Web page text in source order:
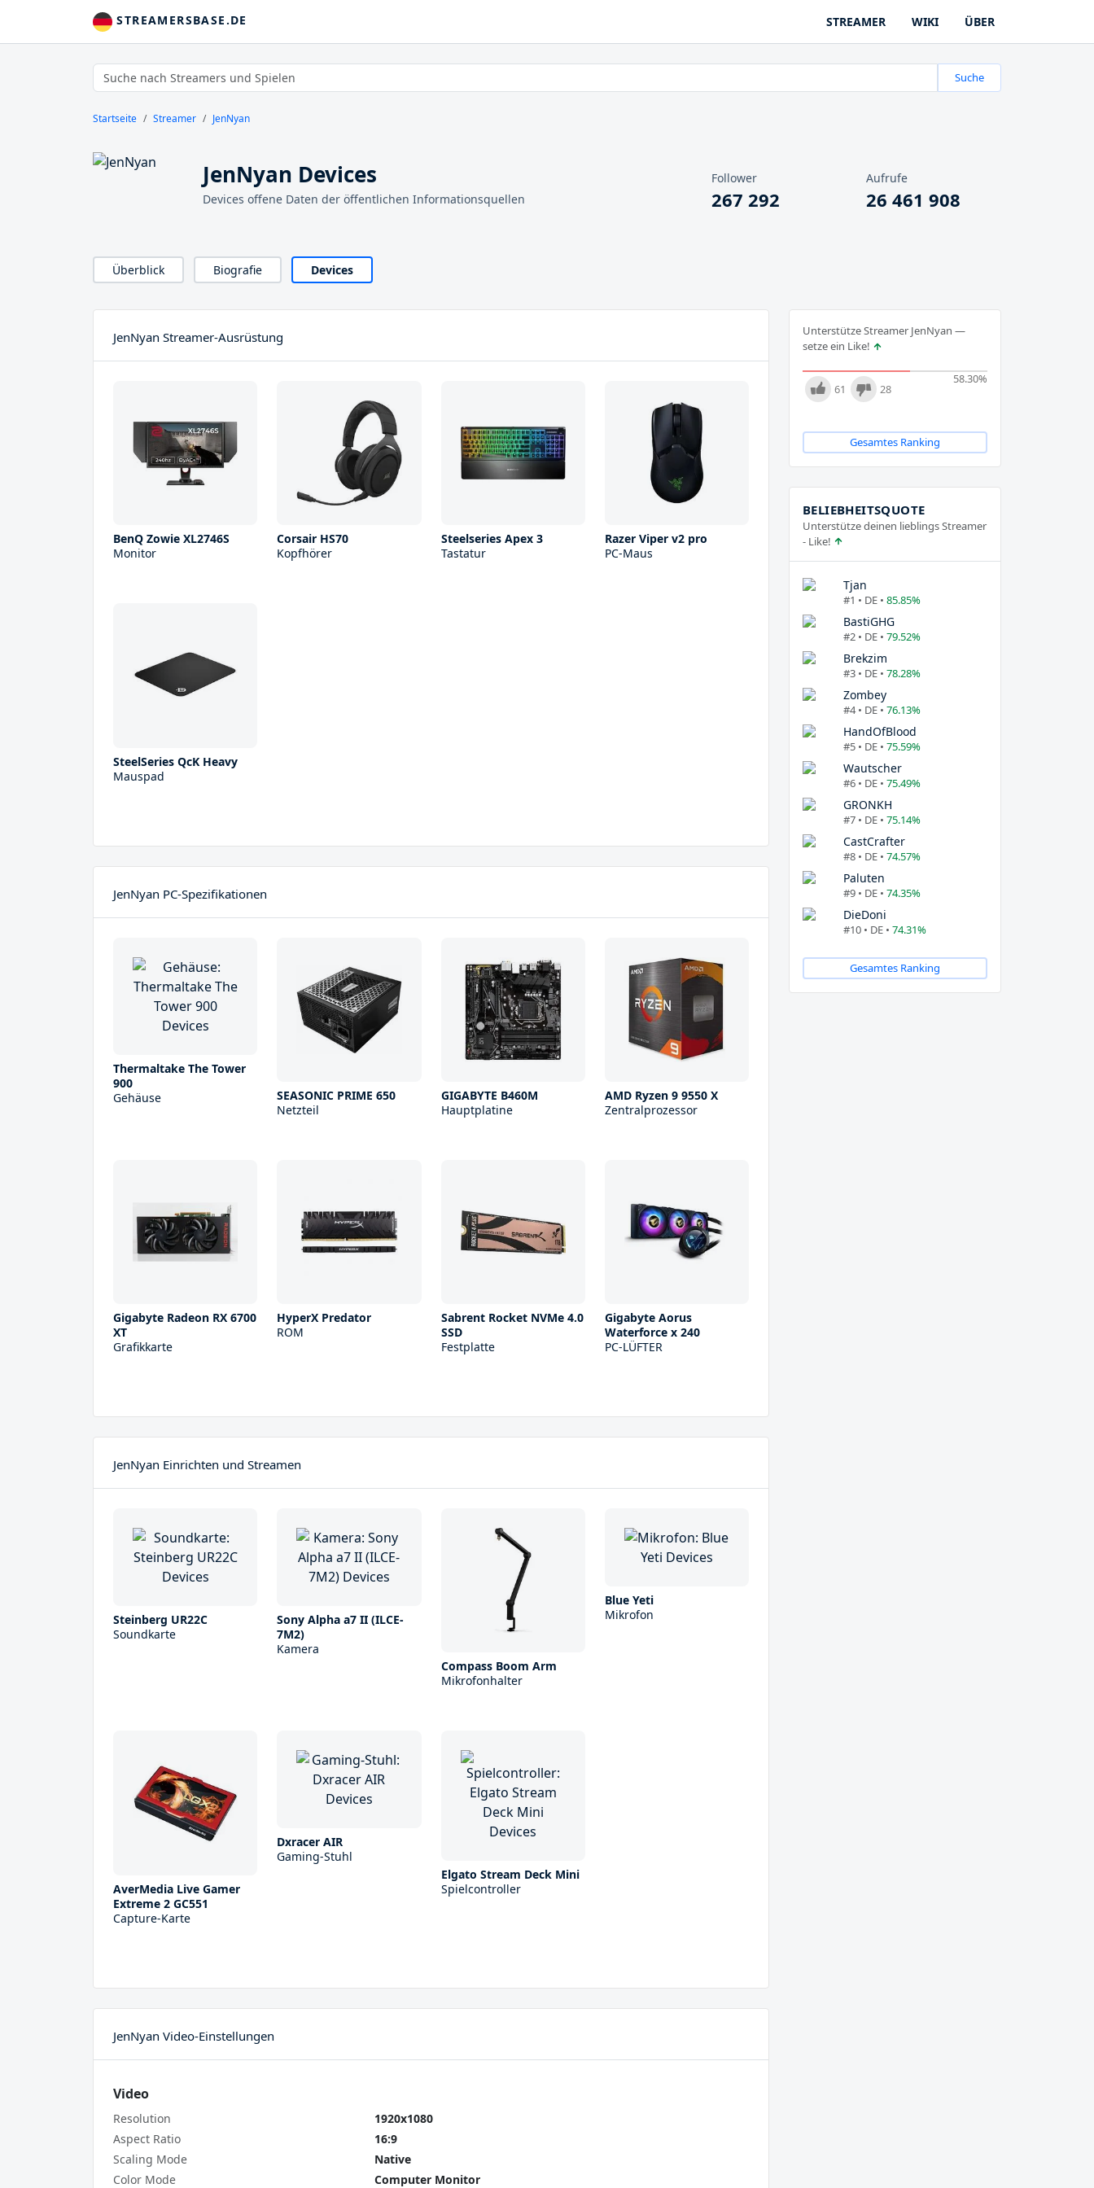
STREAMERSBASE.DE STREAMER WIKI ÜBER
Suche
Startseite Streamer JenNyan
JenNyan Devices
Devices offene Daten der öffentlichen Informationsquellen
Follower
267 292
Aufrufe
26 461 908
Überblick Biografie Devices
JenNyan Streamer-Ausrüstung
BenQ Zowie XL2746S
Monitor
Corsair HS70
Kopfhörer
Steelseries Apex 3
Tastatur
Razer Viper v2 pro
PC-Maus
SteelSeries QcK Heavy
Mauspad
JenNyan PC-Spezifikationen
Thermaltake The Tower
900
Gehäuse
SEASONIC PRIME 650
Netzteil
GIGABYTE B460M
Hauptplatine
AMD Ryzen 9 9550 X
Zentralprozessor
Gigabyte Radeon RX 6700
XT
Grafikkarte
HyperX Predator
ROM
Sabrent Rocket NVMe 4.0
SSD
Festplatte
Gigabyte Aorus
Waterforce x 240
PC-LÜFTER
JenNyan Einrichten und Streamen
Steinberg UR22С
Soundkarte
Sony Alpha a7 II (ILCE-
7M2)
Kamera
Compass Boom Arm
Mikrofonhalter
Blue Yeti
Mikrofon
AverMedia Live Gamer
Extreme 2 GC551
Capture-Karte
Dxracer AIR
Gaming-Stuhl
Elgato Stream Deck Mini
Spielcontroller
JenNyan Video-Einstellungen
Video
Resolution
1920x1080
Aspect Ratio
16:9
Scaling Mode
Native
Color Mode
Computer Monitor
Unterstütze Streamer JenNyan —
setze ein Like!
58.30%
61 28
Gesamtes Ranking
BELIEBHEITSQUOTE
Unterstütze deinen lieblings Streamer
- Like!
Tjan
#1 • DE • 85.85%
BastiGHG
#2 • DE • 79.52%
Brekzim
#3 • DE • 78.28%
Zombey
#4 • DE • 76.13%
HandOfBlood
#5 • DE • 75.59%
Wautscher
#6 • DE • 75.49%
GRONKH
#7 • DE • 75.14%
CastCrafter
#8 • DE • 74.57%
Paluten
#9 • DE • 74.35%
DieDoni
#10 • DE • 74.31%
Gesamtes Ranking